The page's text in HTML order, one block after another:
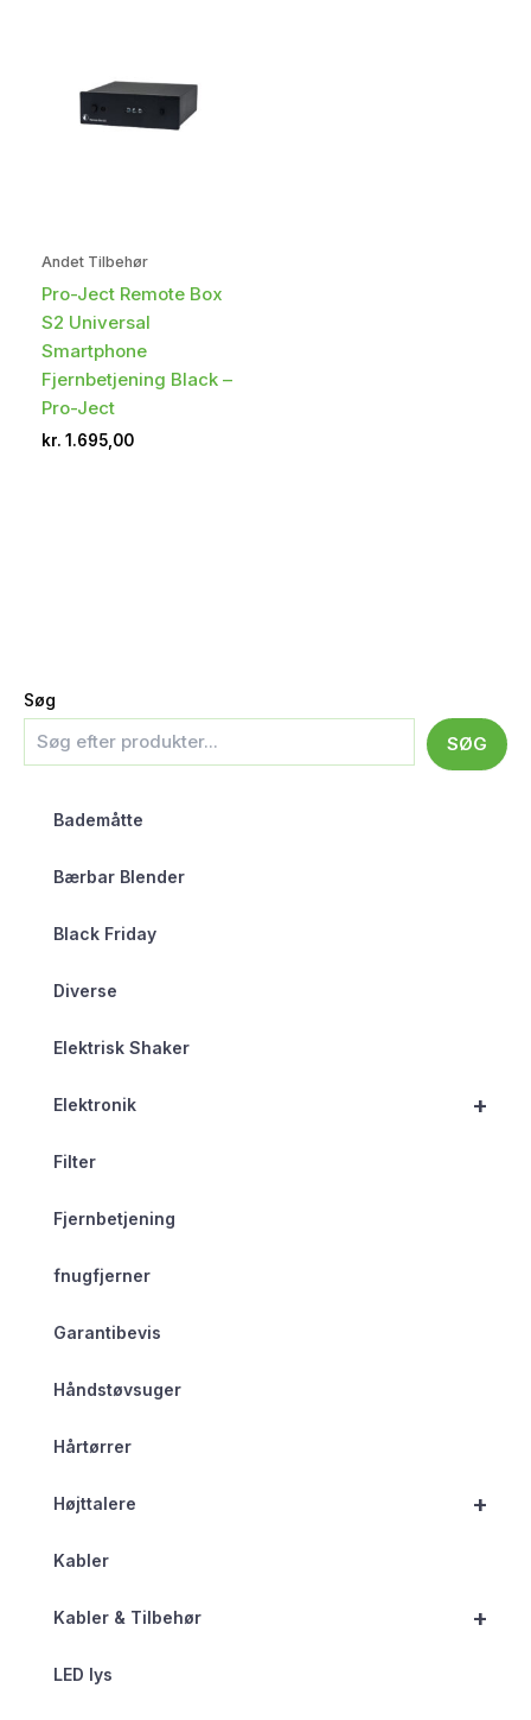
Søg
SØG
Bademåtte
Bærbar Blender
Black Friday
Diverse
Elektrisk Shaker
+
Elektronik
Filter
Fjernbetjening
fnugfjerner
Garantibevis
Håndstøvsuger
Hårtørrer
+
Højttalere
Kabler
+
Kabler & Tilbehør
LED lys
Andet Tilbehør
Pro-Ject Remote Box
S2 Universal
Smartphone
Fjernbetjening Black –
Pro-Ject
kr. 1.695,00